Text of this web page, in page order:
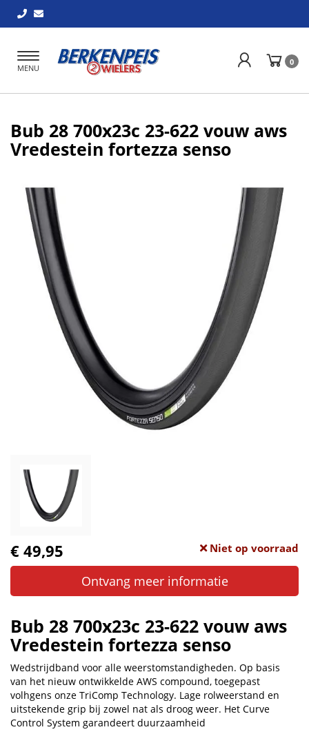
Toggle
navigation
MENU
0
Bub 28 700x23c 23-622 vouw aws
Vredestein fortezza senso
€ 49,95 Niet op voorraad
Ontvang meer informatie
Bub 28 700x23c 23-622 vouw aws
Vredestein fortezza senso
Wedstrijdband voor alle weerstomstandigheden. Op basis
van het nieuw ontwikkelde AWS compound, toegepast
volhgens onze TriComp Technology. Lage rolweerstand en
uitstekende grip bij zowel nat als droog weer. Het Curve
Control System garandeert duurzaamheid